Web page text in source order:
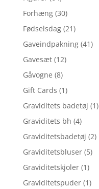
Forhæng (30)
Fødselsdag (21)
Gaveindpakning (41)
Gavesæt (12)
Gåvogne (8)
Gift Cards (1)
Graviditets badetøj (1)
Graviditets bh (4)
Graviditetsbadetøj (2)
Graviditetsbluser (5)
Graviditetskjoler (1)
Graviditetspuder (1)